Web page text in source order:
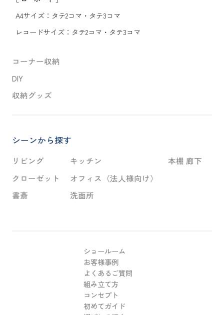
コーナー収納
DIY
収納グッズ
A4サイズ： タテ2コマ ・ タテ3コマ
レコードサイズ： タテ2コマ ・ タテ3コマ
シーンから探す
リビング
クローゼット
書斎
キッチン
オフィス（法人様向け）
洗面所
本棚 廊下
ショールーム
お客様事例
よくあるご質問
組み立て方
コンセプト
初めてガイド